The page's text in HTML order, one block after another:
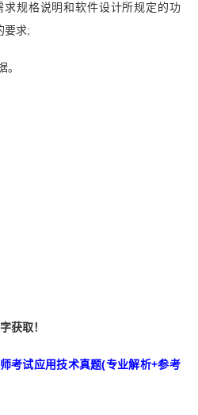
规格说明和软件设计所规定的功
要求;
。
获取！
考试应用技术真题(专业解析+参考